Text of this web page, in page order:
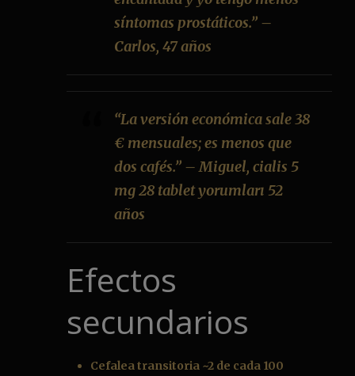
síntomas prostáticos.” –
Carlos, 47 años
“La versión económica sale 38
€ mensuales; es menos que
dos cafés.” – Miguel, cialis 5
mg 28 tablet yorumları 52
años
Efectos
secundarios
Cefalea transitoria ~2 de cada 100